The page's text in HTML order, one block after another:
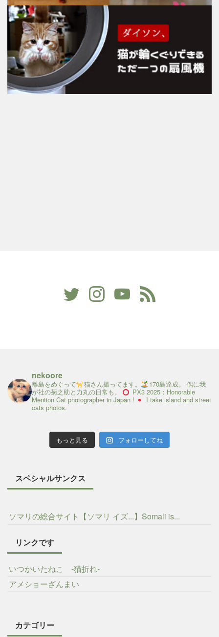
nekoore
離島をめぐって 猫さん撮ってます。 170島達成。
偶に我
が社の菊之助と力丸の日常も。
PX3 2025：Honorable
Mention Cat photographer in Japan !
I take island and street
cats photos.
もっと見る フォローしてね
スペシャルサンクス
ソマリの総合サイト【ソマリ イズ...】Somali is...
リンクです
いつかいたねこ -猫折れ-
アメショーざんまい
カテゴリー